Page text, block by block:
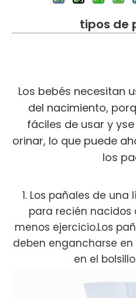
tipos de
Los bebés necesitan
del nacimiento,
fáciles de usar y y
orinar, lo que puede
los
1. Los pañales de
para recién nacidos
menos ejercicio.Los
deben engancharse
en el